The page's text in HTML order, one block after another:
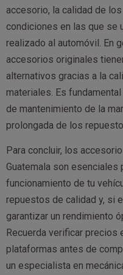
accesorio, la calidad de
condiciones en las que se
realizado al automóvil. En
accesorios originales
alternativos gracias a la
materiales. Es
de mantenimiento de la
prolongada de los
Para concluir, los
Guatemala son esenciales
funcionamiento de tu
repuestos de calidad y, si
garantizar un rendimiento
Recuerda verificar
plataformas antes de
un especialista en